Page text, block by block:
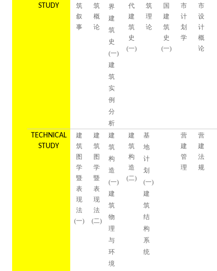
STUDY
筑
叙
事
筑
概
论
界
建
筑
史
(一)
建
筑
实
例
分
析
代
建
筑
史
(一)
筑
理
论
国
建
筑
史
(一)
市
计
划
学
市
设
计
概
论
TECHNICAL
STUDY
建
筑
图
学
暨
表
现
法
(一)
建
筑
图
学
暨
表
现
法
(二)
建
筑
构
造
(一)
建
筑
物
理
与
环
境
建
筑
构
造
(二)
基
地
计
划
(一)
建
筑
结
构
系
统
营
建
管
理
营
建
法
规